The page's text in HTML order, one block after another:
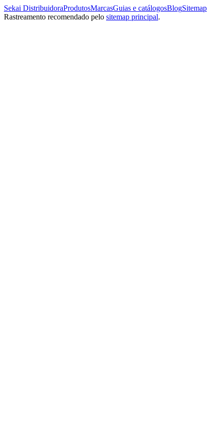
Sekai DistribuidoraProdutosMarcasGuias e catálogosBlogSitemap
Rastreamento recomendado pelo sitemap principal.